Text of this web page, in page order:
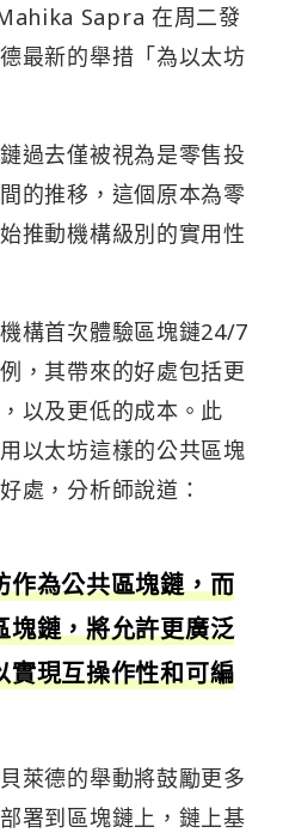
Sapra 在周二發
最新的舉措「為以太坊
過去僅被視為是零售投
的推移，這個原本為零
推動機構級別的實用性
構首次體驗區塊鏈24/7
，其帶來的好處包括更
以及更低的成本。此
以太坊這樣的公共區塊
處，分析師說道：
作為公共區塊鏈，而
塊鏈，將允許更廣泛
實現互操作性和可編
萊德的舉動將鼓勵更多
署到區塊鏈上，鏈上基